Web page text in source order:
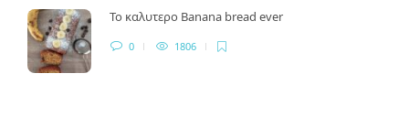
Το καλυτερο Banana bread ever
0 1806